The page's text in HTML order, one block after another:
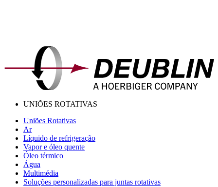
UNIÕES ROTATIVAS
Uniões Rotativas
Ar
Líquido de refrigeração
Vapor e óleo quente
Óleo térmico
Água
Multimédia
Soluções personalizadas para juntas rotativas